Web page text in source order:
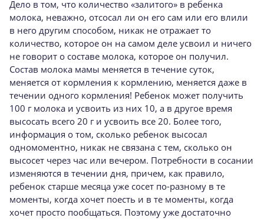
Дело в том, что количество «залитого» в ребенка
молока, неважно, отсосал ли он его сам или его влили
в него другим способом, никак не отражает то
количество, которое он на самом деле усвоил и ничего
не говорит о составе молока, которое он получил.
Состав молока мамы меняется в течение суток,
меняется от кормления к кормлению, меняется даже в
течении одного кормления! Ребенок может получить
100 г молока и усвоить из них 10, а в другое время
высосать всего 20 г и усвоить все 20. Более того,
информация о том, сколько ребенок высосал
одномоментно, никак не связана с тем, сколько он
высосет через час или вечером. Потребности в сосании
изменяются в течении дня, причем, как правило,
ребенок старше месяца уже сосет по-разному в те
моменты, когда хочет поесть и в те моменты, когда
хочет просто пообщаться. Поэтому уже достаточно